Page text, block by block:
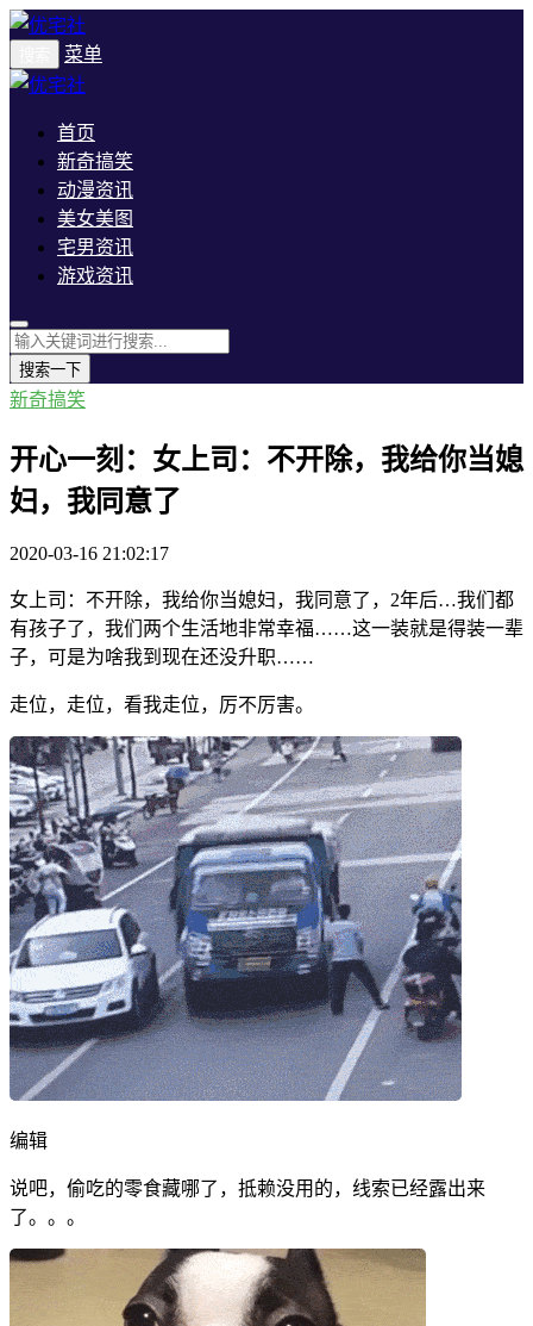
菜单
首页
新奇搞笑
动漫资讯
美女美图
宅男资讯
游戏资讯
搜索一下
新奇搞笑
开心一刻：女上司：不开除，我给你当媳
妇，我同意了
2020-03-16 21:02:17
女上司：不开除，我给你当媳妇，我同意了，2年后…我们都
有孩子了，我们两个生活地非常幸福……这一装就是得装一辈
子，可是为啥我到现在还没升职……
走位，走位，看我走位，厉不厉害。
编辑
说吧，偷吃的零食藏哪了，抵赖没用的，线索已经露出来
了。。。